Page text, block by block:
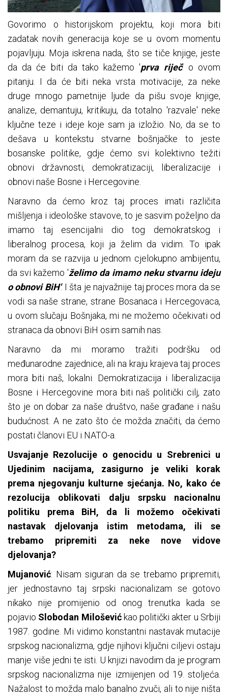
Govorimo o historijskom projektu, koji mora biti
zadatak novih generacija koje se u ovom momentu
pojavljuju. Moja iskrena nada, što se tiče knjige, jeste
da da će biti da tako kažemo 'prva riječ' o ovom
pitanju. I da će biti neka vrsta motivacije, za neke
druge mnogo pametnije ljude da pišu svoje knjige,
analize, demantuju, kritikuju, da totalno 'razvale' neke
ključne teze i ideje koje sam ja izložio. No, da se to
dešava u kontekstu stvarne bošnjačke to jeste
bosanske politike, gdje ćemo svi kolektivno težiti
obnovi državnosti, demokratizaciji, liberalizacije i
obnovi naše Bosne i Hercegovine.
Naravno da ćemo kroz taj proces imati različita
mišljenja i ideološke stavove, to je sasvim poželjno da
imamo taj esencijalni dio tog demokratskog i
liberalnog procesa, koji ja želim da vidim. To ipak
moram da se razvija u jednom cjelokupno ambijentu,
da svi kažemo 'želimo da imamo neku stvarnu ideju
o obnovi BiH'. I šta je najvažnije taj proces mora da se
vodi sa naše strane, strane Bosanaca i Hercegovaca,
u ovom slučaju Bošnjaka, mi ne možemo očekivati od
stranaca da obnovi BiH osim samih nas.
Naravno da mi moramo tražiti podršku od
međunarodne zajednice, ali na kraju krajeva taj proces
mora biti naš, lokalni. Demokratizacija i liberalizacija
Bosne i Hercegovine mora biti naš politički cilj, zato
što je on dobar za naše društvo, naše građane i našu
budućnost. A ne zato što će možda značiti, da ćemo
postati članovi EU i NATO-a.
Usvajanje Rezolucije o genocidu u Srebrenici u
Ujedinim nacijama, zasigurno je veliki korak
prema njegovanju kulturne sjećanja. No, kako će
rezolucija oblikovati dalju srpsku nacionalnu
politiku prema BiH, da li možemo očekivati
nastavak djelovanja istim metodama, ili se
trebamo pripremiti za neke nove vidove
djelovanja?
Mujanović: Nisam siguran da se trebamo pripremiti,
jer jednostavno taj srpski nacionalizam se gotovo
nikako nije promijenio od onog trenutka kada se
pojavio Slobodan Miloševićkao politički akter u Srbiji
1987. godine. Mi vidimo konstantni nastavak mutacije
srpskog nacionalizma, gdje njihovi ključni ciljevi ostaju
manje više jedni te isti. U knjizi navodim da je program
srpskog nacionalizma nije izmijenjen od 19. stoljeća.
Nažalost to možda malo banalno zvuči, ali to nije ništa